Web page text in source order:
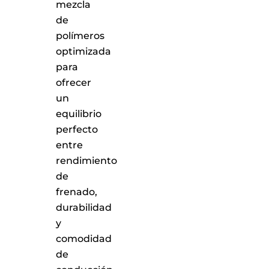
mezcla
de
polímeros
optimizada
para
ofrecer
un
equilibrio
perfecto
entre
rendimiento
de
frenado,
durabilidad
y
comodidad
de